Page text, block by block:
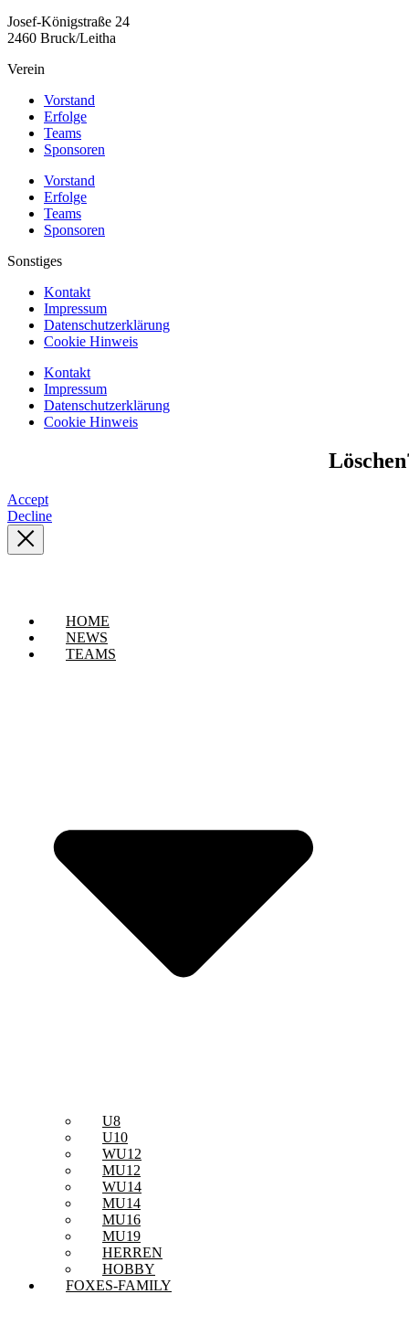
Josef-Königstraße 24
2460 Bruck/Leitha
Verein
Vorstand
Erfolge
Teams
Sponsoren
Vorstand
Erfolge
Teams
Sponsoren
Sonstiges
Kontakt
Impressum
Datenschutzerklärung
Cookie Hinweis
Kontakt
Impressum
Datenschutzerklärung
Cookie Hinweis
Accept
Decline
HOME
NEWS
TEAMS
U8
U10
WU12
MU12
WU14
MU14
MU16
MU19
HERREN
HOBBY
FOXES-FAMILY